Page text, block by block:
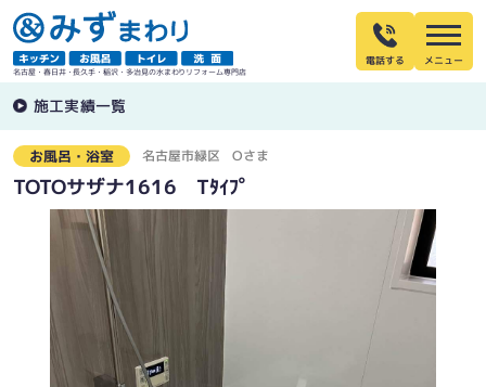
名古屋・春日井・長久手・稲沢・多治見の水まわりリフォーム専門店
電話する
施工実績一覧
お風呂・浴室 名古屋市緑区 Oさま
TOTOサザナ1616 Tﾀｲﾌﾟ